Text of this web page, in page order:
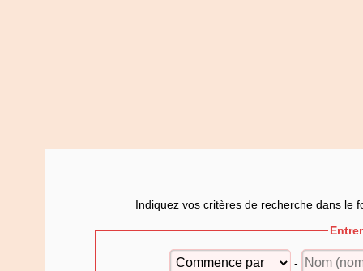
Indiquez vos critères de recherche dans le
-